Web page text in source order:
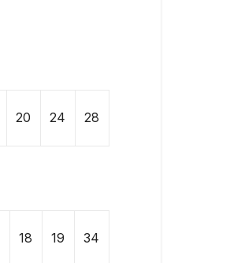
20 24 28
18 19 34